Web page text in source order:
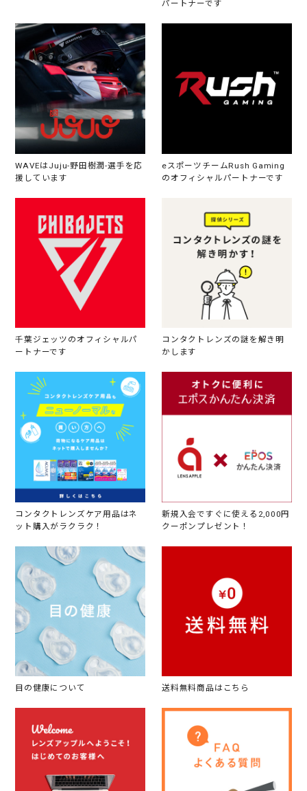
パートナーです
WAVEはJuju-野田樹潤-選手を応
援しています
eスポーツチームRush Gaming
のオフィシャルパートナーです
千葉ジェッツのオフィシャルパ
ートナーです
コンタクトレンズの謎を解き明
かします
コンタクトレンズケア用品はネ
ット購入がラクラク！
新規入会ですぐに使える2,000円
クーポンプレゼント！
目の健康について 送料無料商品はこちら